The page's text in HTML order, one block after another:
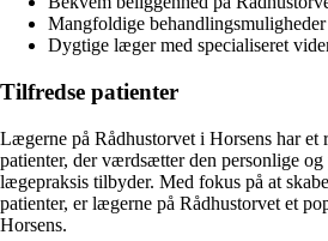
Mangfoldige behandlingsmuligheder
Dygtige læger med specialiseret
Tilfredse patienter
Lægerne på Rådhustorvet i Horsens har et
patienter, der værdsætter den personlige
lægepraksis tilbyder. Med fokus på at
patienter, er lægerne på Rådhustorvet et
Horsens.